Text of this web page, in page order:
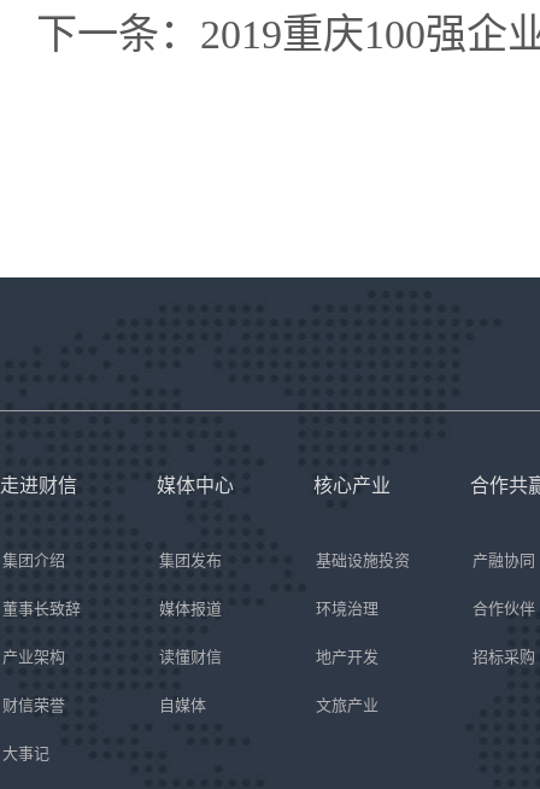
下一条： 2019重庆100强企
走进财信
集团介绍
董事长致辞
产业架构
财信荣誉
大事记
媒体中心
集团发布
媒体报道
读懂财信
自媒体
核心产业
基础设施投资
环境治理
地产开发
文旅产业
合作共
产融协同
合作伙伴
招标采购